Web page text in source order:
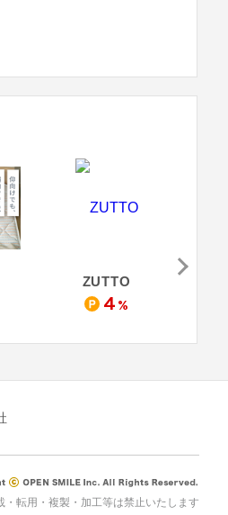
ZUTTO
4 %
転用・複製・加工等は禁止いたします